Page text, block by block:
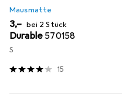
Mausmatte
EUR
3,– bei 2 Stück
Durable570158
S
15